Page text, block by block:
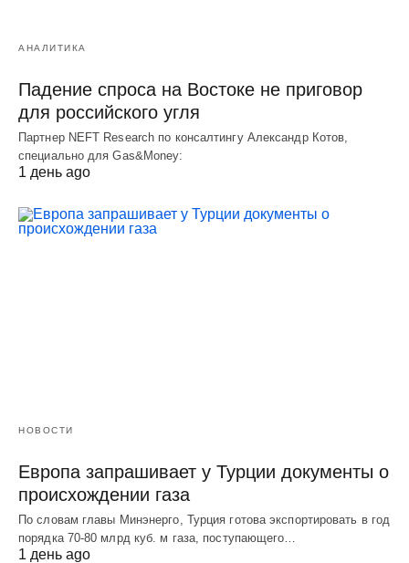
АНАЛИТИКА
Падение спроса на Востоке не приговор
для российского угля
Партнер NEFT Research по консалтингу Александр Котов,
специально для Gas&Money:
1 день ago
НОВОСТИ
Европа запрашивает у Турции документы о
происхождении газа
По словам главы Минэнерго, Турция готова экспортировать в год
порядка 70-80 млрд куб. м газа, поступающего…
1 день ago